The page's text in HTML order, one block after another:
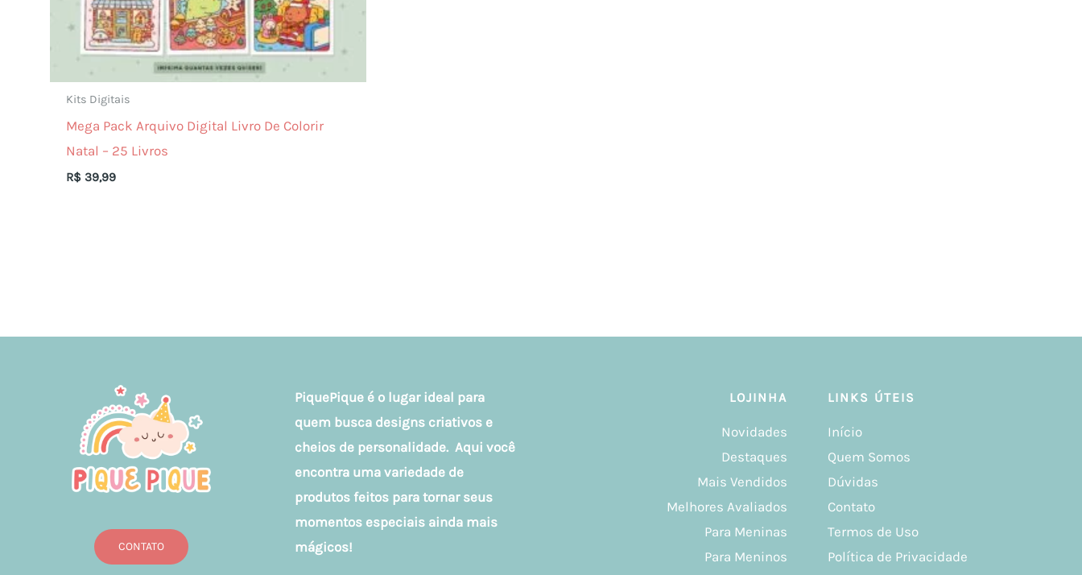
Kits Digitais
Mega Pack Arquivo Digital Livro De Colorir
Natal – 25 Livros
R$ 39,99
CONTATO
PiquePique é o lugar ideal para
quem busca designs criativos e
cheios de personalidade. Aqui você
encontra uma variedade de
produtos feitos para tornar seus
momentos especiais ainda mais
mágicos!
LOJINHA
Novidades
Destaques
Mais Vendidos
Melhores Avaliados
Para Meninas
Para Meninos
LINKS ÚTEIS
Início
Quem Somos
Dúvidas
Contato
Termos de Uso
Política de Privacidade